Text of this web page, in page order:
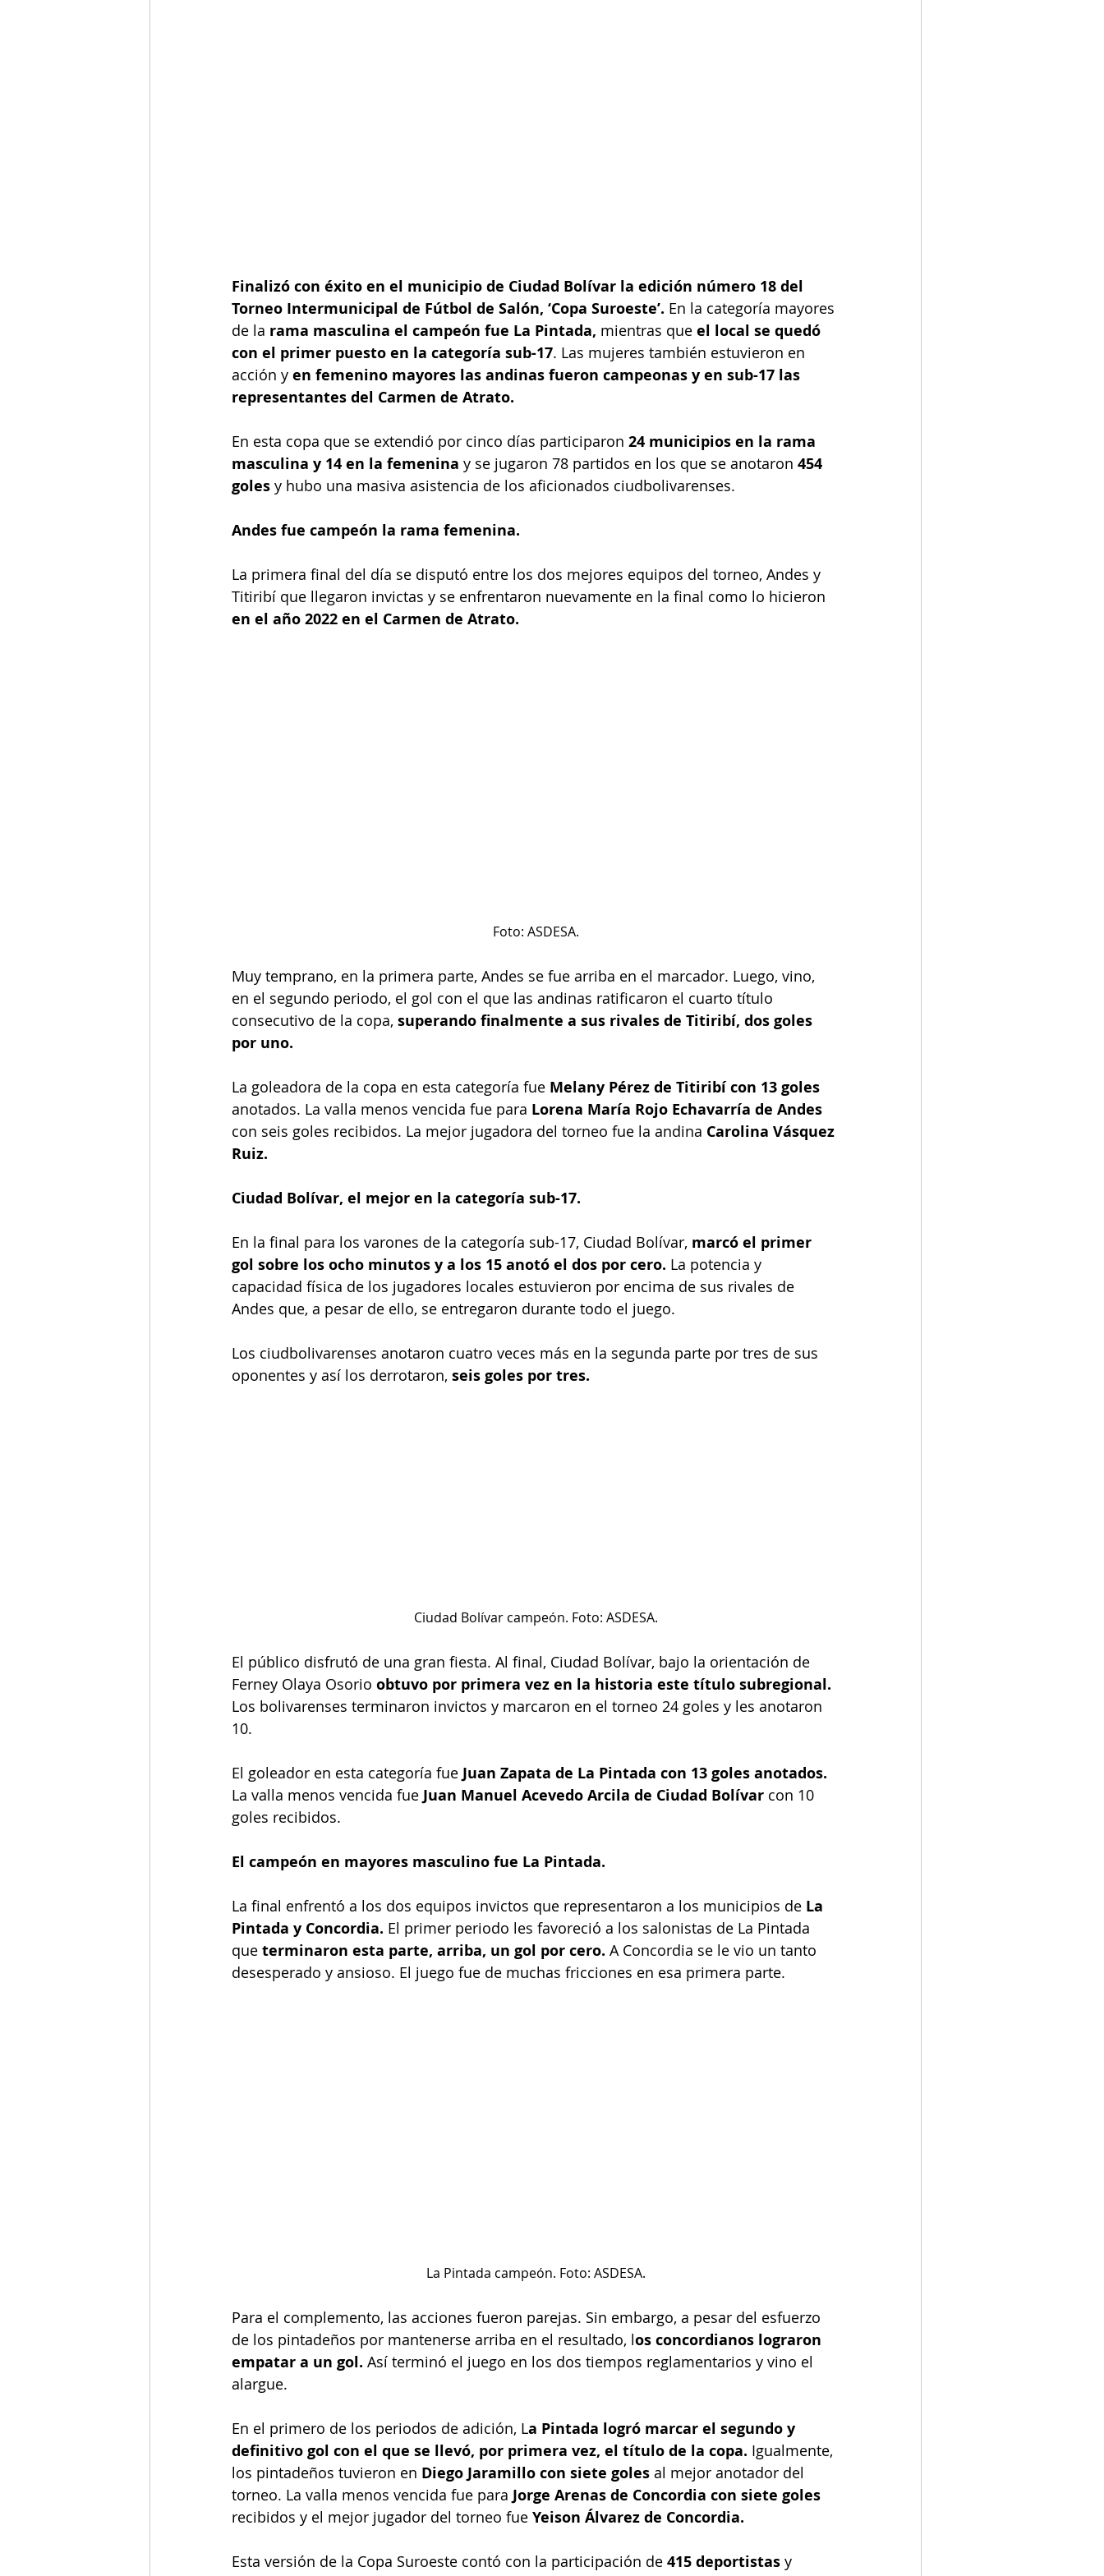
Finalizó con éxito en el municipio de Ciudad Bolívar la edición número 18 del
Torneo Intermunicipal de Fútbol de Salón, ‘Copa Suroeste’. En la categoría mayores
de la rama masculina el campeón fue La Pintada, mientras que el local se quedó
con el primer puesto en la categoría sub-17. Las mujeres también estuvieron en
acción y en femenino mayores las andinas fueron campeonas y en sub-17 las
representantes del Carmen de Atrato.
En esta copa que se extendió por cinco días participaron 24 municipios en la rama
masculina y 14 en la femenina y se jugaron 78 partidos en los que se anotaron 454
goles y hubo una masiva asistencia de los aficionados ciudbolivarenses.
Andes fue campeón la rama femenina.
La primera final del día se disputó entre los dos mejores equipos del torneo, Andes y
Titiribí que llegaron invictas y se enfrentaron nuevamente en la final como lo hicieron
en el año 2022 en el Carmen de Atrato.
Foto: ASDESA.
Muy temprano, en la primera parte, Andes se fue arriba en el marcador. Luego, vino,
en el segundo periodo, el gol con el que las andinas ratificaron el cuarto título
consecutivo de la copa, superando finalmente a sus rivales de Titiribí, dos goles
por uno.
La goleadora de la copa en esta categoría fue Melany Pérez de Titiribí con 13 goles
anotados. La valla menos vencida fue para Lorena María Rojo Echavarría de Andes
con seis goles recibidos. La mejor jugadora del torneo fue la andina Carolina Vásquez
Ruiz.
Ciudad Bolívar, el mejor en la categoría sub-17.
En la final para los varones de la categoría sub-17, Ciudad Bolívar, marcó el primer
gol sobre los ocho minutos y a los 15 anotó el dos por cero. La potencia y
capacidad física de los jugadores locales estuvieron por encima de sus rivales de
Andes que, a pesar de ello, se entregaron durante todo el juego.
Los ciudbolivarenses anotaron cuatro veces más en la segunda parte por tres de sus
oponentes y así los derrotaron, seis goles por tres.
Ciudad Bolívar campeón. Foto: ASDESA.
El público disfrutó de una gran fiesta. Al final, Ciudad Bolívar, bajo la orientación de
Ferney Olaya Osorio obtuvo por primera vez en la historia este título subregional.
Los bolivarenses terminaron invictos y marcaron en el torneo 24 goles y les anotaron
10.
El goleador en esta categoría fue Juan Zapata de La Pintada con 13 goles anotados.
La valla menos vencida fue Juan Manuel Acevedo Arcila de Ciudad Bolívar con 10
goles recibidos.
El campeón en mayores masculino fue La Pintada.
La final enfrentó a los dos equipos invictos que representaron a los municipios de La
Pintada y Concordia. El primer periodo les favoreció a los salonistas de La Pintada
que terminaron esta parte, arriba, un gol por cero. A Concordia se le vio un tanto
desesperado y ansioso. El juego fue de muchas fricciones en esa primera parte.
La Pintada campeón. Foto: ASDESA.
Para el complemento, las acciones fueron parejas. Sin embargo, a pesar del esfuerzo
de los pintadeños por mantenerse arriba en el resultado, los concordianos lograron
empatar a un gol. Así terminó el juego en los dos tiempos reglamentarios y vino el
alargue.
En el primero de los periodos de adición, La Pintada logró marcar el segundo y
definitivo gol con el que se llevó, por primera vez, el título de la copa. Igualmente,
los pintadeños tuvieron en Diego Jaramillo con siete goles al mejor anotador del
torneo. La valla menos vencida fue para Jorge Arenas de Concordia con siete goles
recibidos y el mejor jugador del torneo fue Yeison Álvarez de Concordia.
Esta versión de la Copa Suroeste contó con la participación de 415 deportistas y